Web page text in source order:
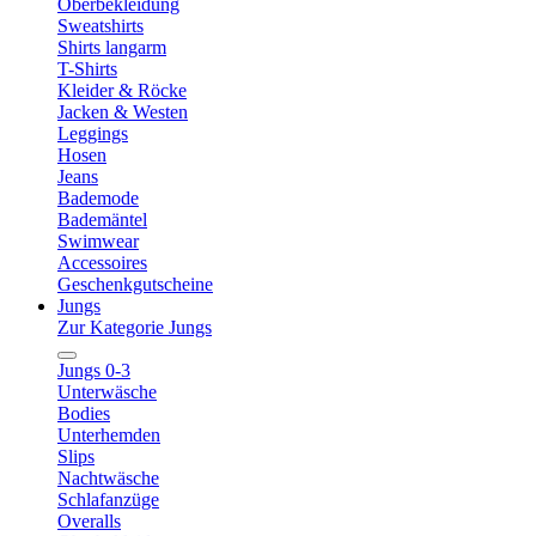
Oberbekleidung
Sweatshirts
Shirts langarm
T-Shirts
Kleider & Röcke
Jacken & Westen
Leggings
Hosen
Jeans
Bademode
Bademäntel
Swimwear
Accessoires
Geschenkgutscheine
Jungs
Zur Kategorie Jungs
Jungs 0-3
Unterwäsche
Bodies
Unterhemden
Slips
Nachtwäsche
Schlafanzüge
Overalls